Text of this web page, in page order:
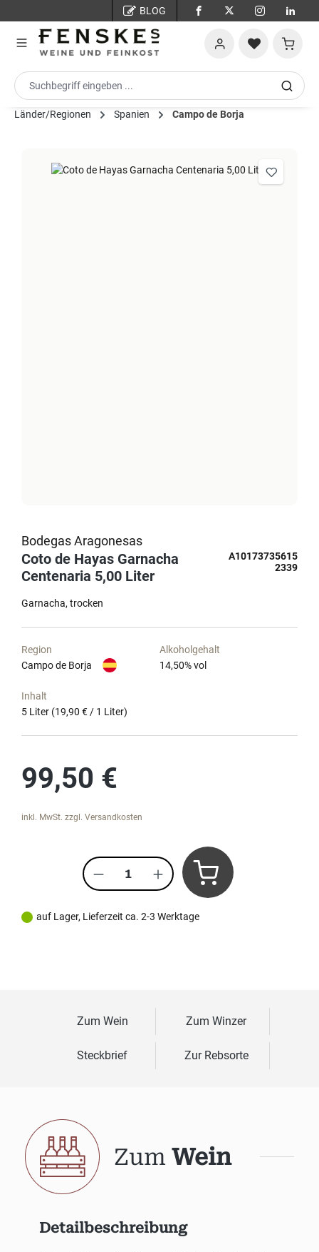
BLOG
Länder/Regionen Spanien Campo de Borja
Bodegas Aragonesas
Coto de Hayas Garnacha
Centenaria 5,00 Liter
A10173735615
2339
Garnacha trocken
Region
Campo de Borja
Alkoholgehalt
14,50% vol
Inhalt
5 Liter (19,90 € / 1 Liter)
99,50 €
inkl. MwSt. zzgl. Versandkosten
Produkt Anzahl: Gib den
auf Lager, Lieferzeit ca. 2-3 Werktage
Zum Wein Zum Winzer
Steckbrief Zur Rebsorte
Zum Wein
Detailbeschreibung